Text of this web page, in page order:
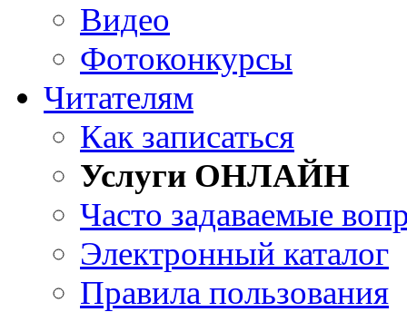
Видео
Фотоконкурсы
Читателям
Как записаться
Услуги ОНЛАЙН
Часто задаваемые
Электронный каталог
Правила пользования